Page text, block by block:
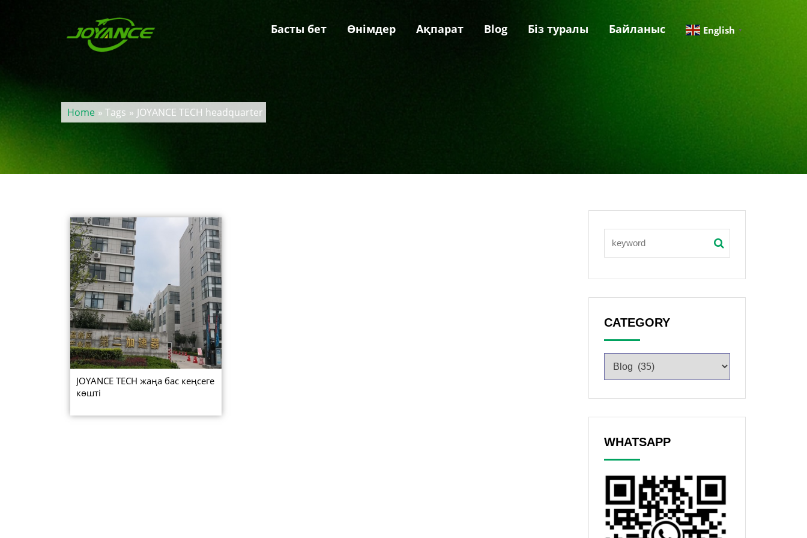
Басты бет Өнімдер Ақпарат Blog Біз туралы Байланыс English ▼
Home » Tags JOYANCE TECH headquarter
»
JOYANCE TECH жаңа бас кеңсеге
көшті
CATEGORY
WHATSAPP